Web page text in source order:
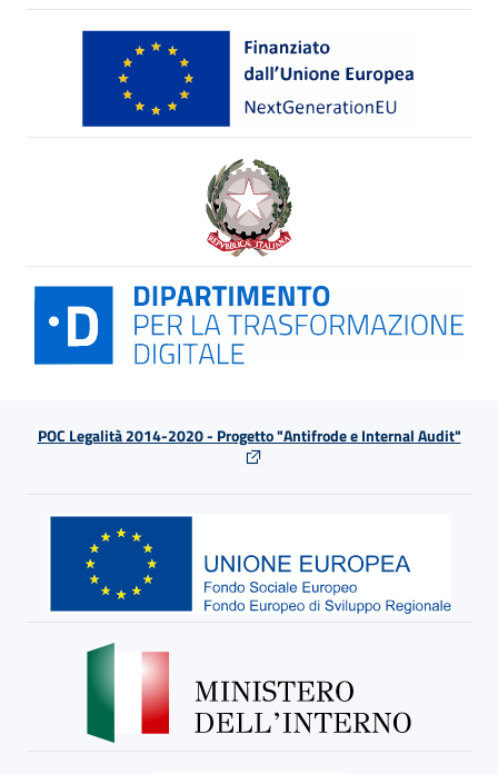
POC Legalità 2014-2020 - Progetto "Antifrode e Internal Audit"